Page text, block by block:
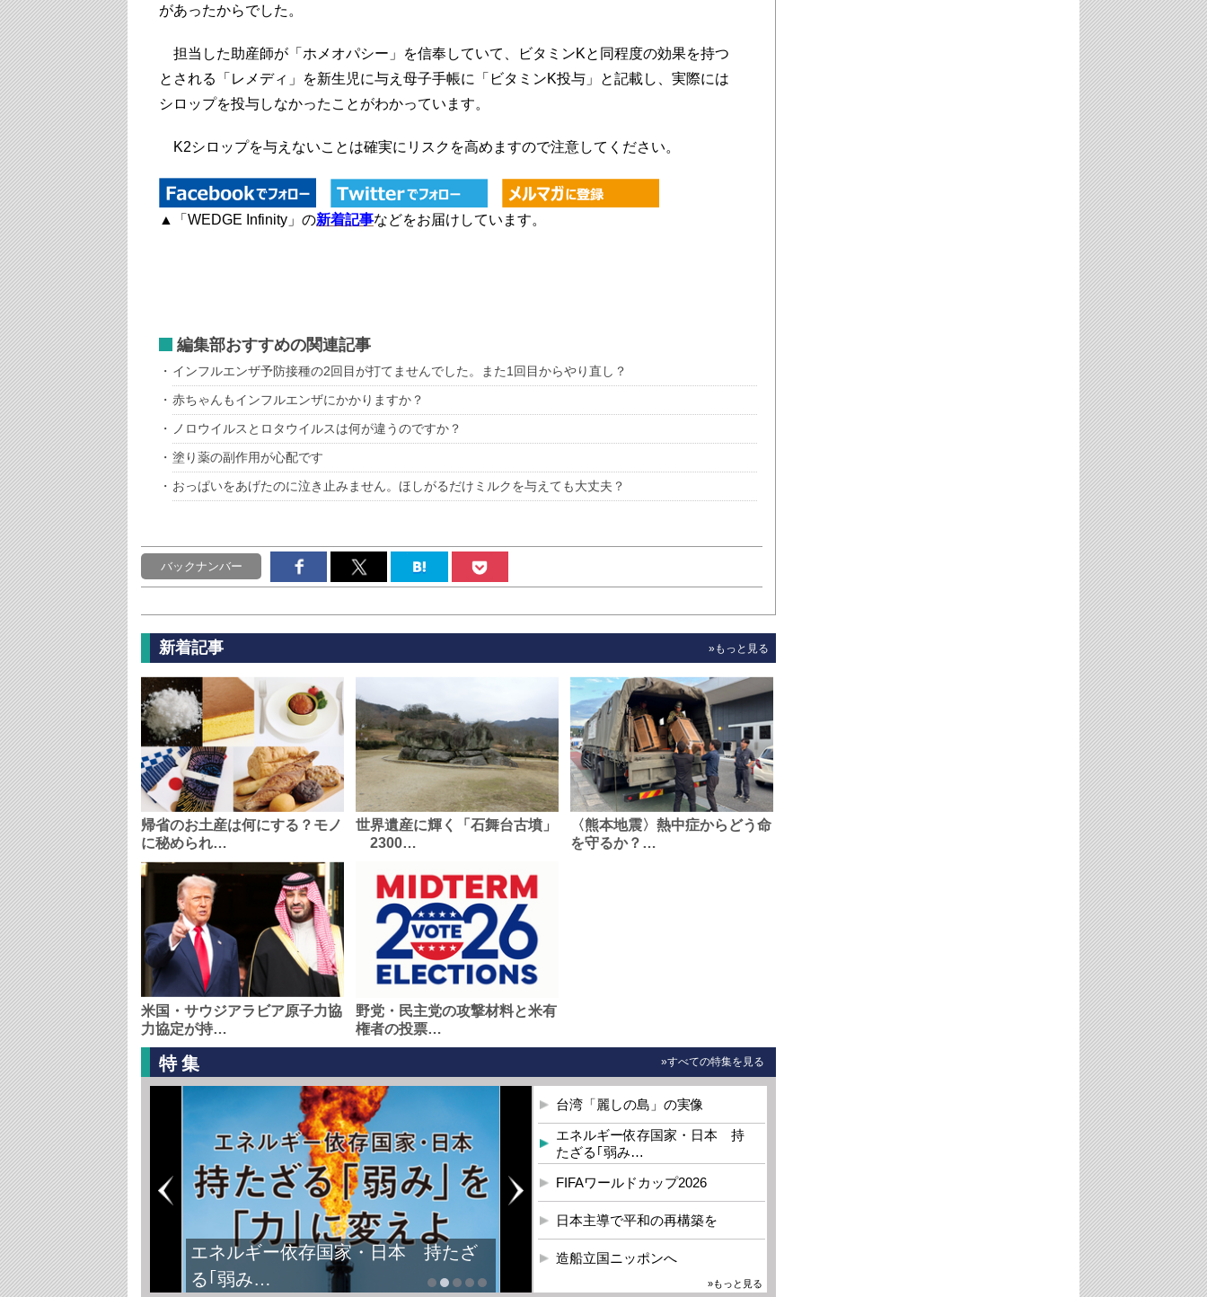
があったからでした。
担当した助産師が「ホメオパシー」を信奉していて、ビタミンKと同程度の効果を持つ
とされる「レメディ」を新生児に与え母子手帳に「ビタミンK投与」と記載し、実際には
シロップを投与しなかったことがわかっています。
K2シロップを与えないことは確実にリスクを高めますので注意してください。
▲「WEDGE Infinity」の新着記事などをお届けしています。
編集部おすすめの関連記事
インフルエンザ予防接種の2回目が打てませんでした。また1回目からやり直し？
赤ちゃんもインフルエンザにかかりますか？
ノロウイルスとロタウイルスは何が違うのですか？
塗り薬の副作用が心配です
おっぱいをあげたのに泣き止みません。ほしがるだけミルクを与えても大丈夫？
バックナンバー
新着記事 »もっと見る
帰省のお土産は何にする？モノ
に秘められ…
世界遺産に輝く「石舞台古墳」
2300…
〈熊本地震〉熱中症からどう命
を守るか？…
米国・サウジアラビア原子力協
力協定が持…
野党・民主党の攻撃材料と米有
権者の投票…
特集 »すべての特集を見る
エネルギー依存国家・日本 持たざ
る｢弱み…
台湾「麗しの島」の実像
エネルギー依存国家・日本 持
たざる｢弱み…
FIFAワールドカップ2026
日本主導で平和の再構築を
造船立国ニッポンへ
»もっと見る